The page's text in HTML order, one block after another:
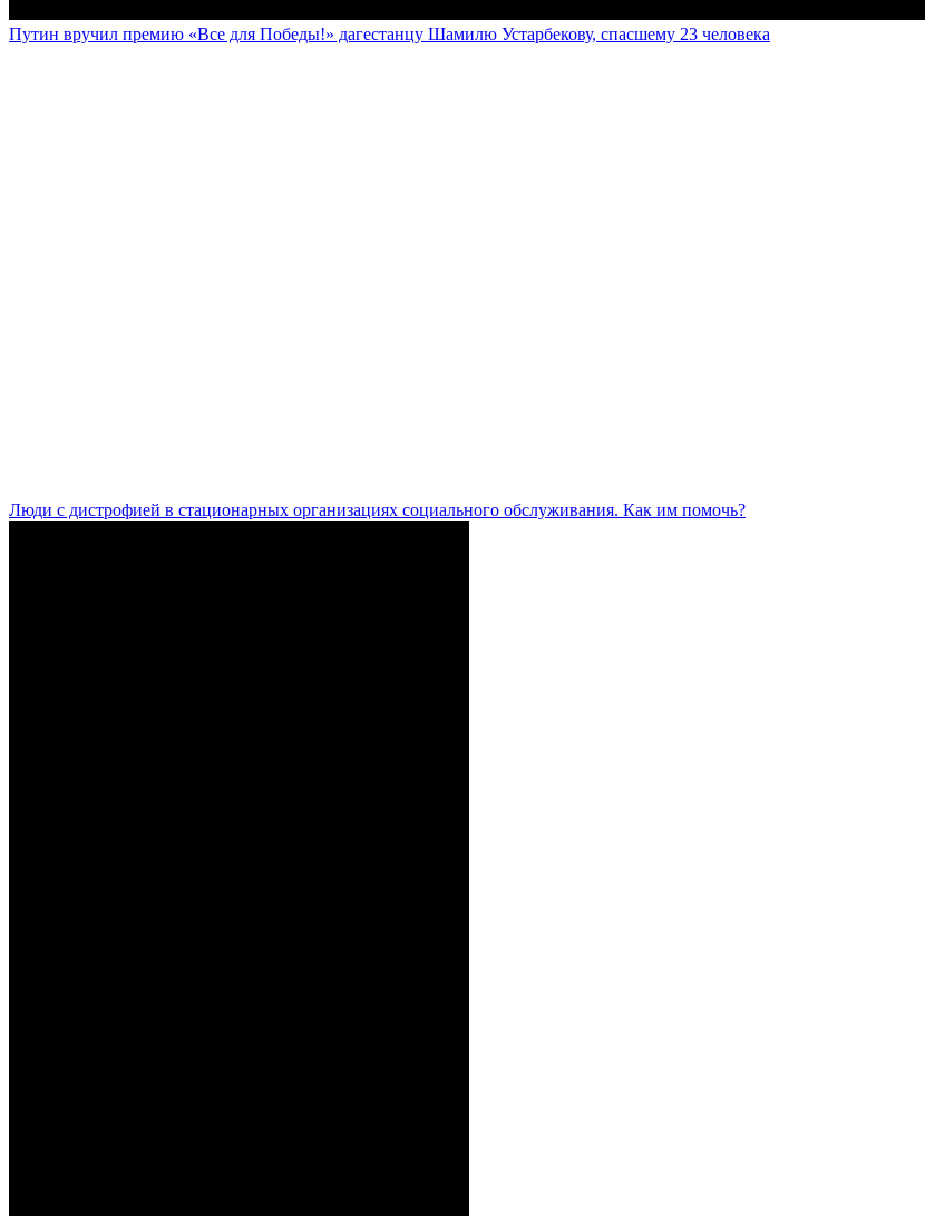
Путин вручил премию «Все для Победы!» дагестанцу Шамилю Устарбекову, спасшему 23 человека
Люди с дистрофией в стационарных организациях социального обслуживания. Как им помочь?